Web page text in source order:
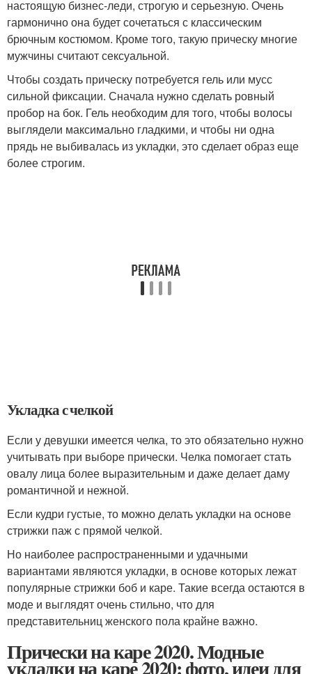
настоящую бизнес-леди, строгую и серьезную. Очень
гармонично она будет сочетаться с классическим
брючным костюмом. Кроме того, такую прическу многие
мужчины считают сексуальной.
Чтобы создать прическу потребуется гель или мусс
сильной фиксации. Сначала нужно сделать ровный
пробор на бок. Гель необходим для того, чтобы волосы
выглядели максимально гладкими, и чтобы ни одна
прядь не выбивалась из укладки, это сделает образ еще
более строгим.
Укладка с челкой
Если у девушки имеется челка, то это обязательно нужно
учитывать при выборе прически. Челка помогает стать
овалу лица более выразительным и даже делает даму
романтичной и нежной.
Если кудри густые, то можно делать укладки на основе
стрижки паж с прямой челкой.
Но наиболее распространенными и удачными
вариантами являются укладки, в основе которых лежат
популярные стрижки боб и каре. Такие всегда остаются в
моде и выглядят очень стильно, что для
представительниц женского пола крайне важно.
Прически на каре 2020. Модные
укладки на каре 2020: фото, идеи для